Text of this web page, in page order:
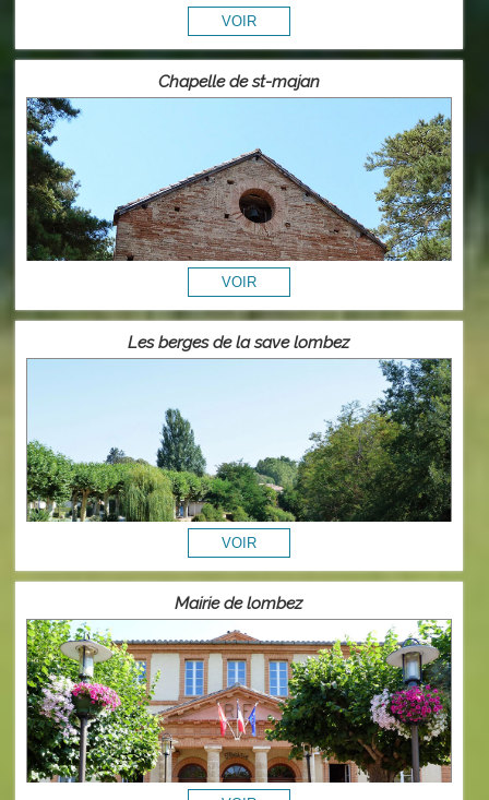
Chapelle de st-majan
Les berges de la save lombez
Mairie de lombez